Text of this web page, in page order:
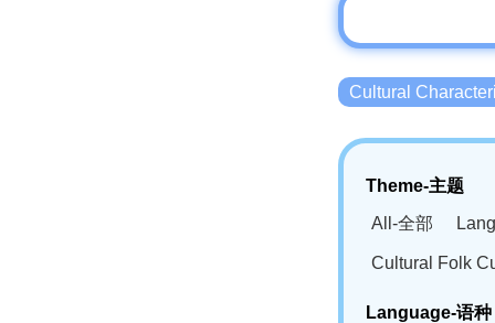
Cultural
Theme-主题
All-全部
Cultural Folk
Language-语种